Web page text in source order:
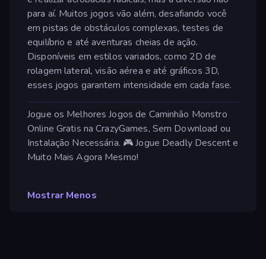
para aí. Muitos jogos vão além, desafiando você
em pistas de obstáculos complexas, testes de
equilíbrio e até aventuras cheias de ação.
Disponíveis em estilos variados, como 2D de
rolagem lateral, visão aérea e até gráficos 3D,
esses jogos garantem intensidade em cada fase.
Jogue os Melhores Jogos de Caminhão Monstro
Online Gratis na CrazyGames, Sem Download ou
Instalação Necessária. 🎮 Jogue Deadly Descent e
Muito Mais Agora Mesmo!
Mostrar Menos